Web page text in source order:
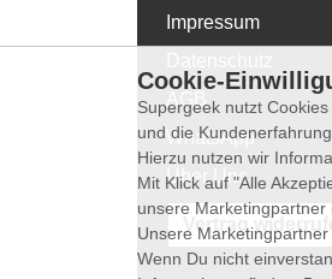
Impressum
WhatsApp
Über Uns
Vertrag
Cookie-
Supergeek nutzt
und die
Hierzu nutzen wir
Mit Klick auf "Alle
unsere Marketingpartner
Unsere
Wenn Du nicht